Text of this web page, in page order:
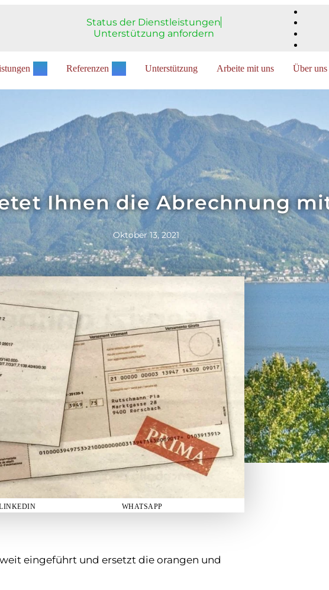
Status der Dienstleistungen
Unterstützung anfordern
Referenzen Unterstützung Arbeite mit uns Über
Ihnen die Abrechnung
Oktober 13, 2021
WHATSAPP
eingeführt und ersetzt die orangen und